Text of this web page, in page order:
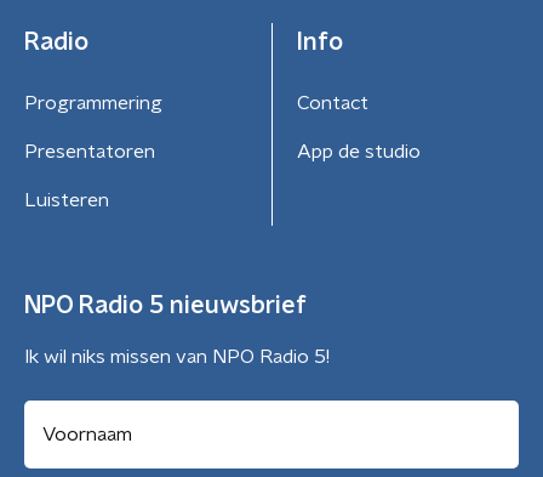
Radio
Programmering
Presentatoren
Luisteren
Info
Contact
App de studio
NPO Radio 5 nieuwsbrief
Ik wil niks missen van NPO Radio 5!